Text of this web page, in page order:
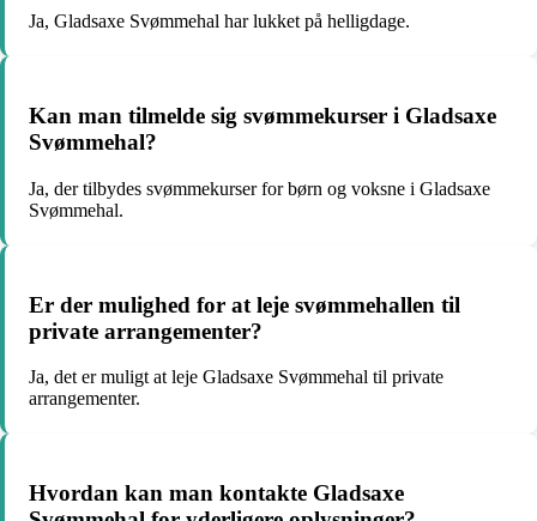
Ja, Gladsaxe Svømmehal har lukket på helligdage.
Kan man tilmelde sig svømmekurser i Gladsaxe
Svømmehal?
Ja, der tilbydes svømmekurser for børn og voksne i Gladsaxe
Svømmehal.
Er der mulighed for at leje svømmehallen til
private arrangementer?
Ja, det er muligt at leje Gladsaxe Svømmehal til private
arrangementer.
Hvordan kan man kontakte Gladsaxe